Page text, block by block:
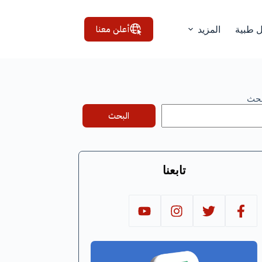
طبية المزيد أعلن معنا
البحث
تابعنا